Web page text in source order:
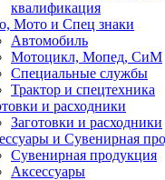
квалификация
Мото и Спец знаки
Автомобиль
Мотоцикл, Мопед, СиМ
Специальные службы
Трактор и спецтехника
и расходники
Заготовки и расходники
и Сувенирная
Сувенирная продукция
Аксессуары